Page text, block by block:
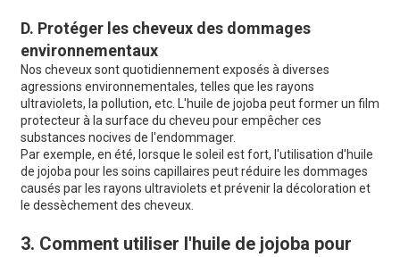
D. Protéger les cheveux des dommages
environnementaux
Nos cheveux sont quotidiennement exposés à diverses
agressions environnementales, telles que les rayons
ultraviolets, la pollution, etc. L'huile de jojoba peut former un film
protecteur à la surface du cheveu pour empêcher ces
substances nocives de l'endommager.
Par exemple, en été, lorsque le soleil est fort, l'utilisation d'huile
de jojoba pour les soins capillaires peut réduire les dommages
causés par les rayons ultraviolets et prévenir la décoloration et
le dessèchement des cheveux.
3. Comment utiliser l'huile de jojoba pour